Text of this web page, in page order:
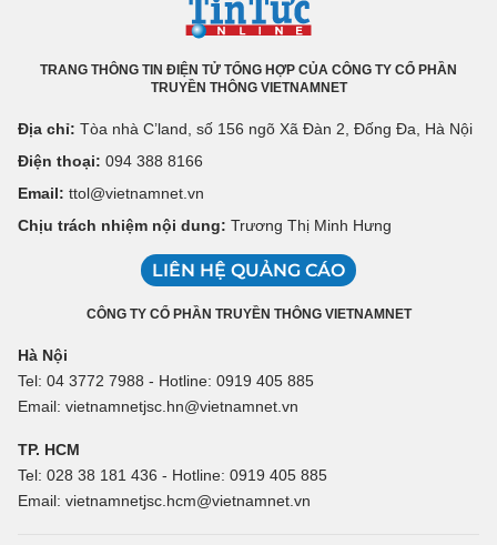
TRANG THÔNG TIN ĐIỆN TỬ TỔNG HỢP CỦA CÔNG TY CỔ PHẦN
TRUYỀN THÔNG VIETNAMNET
Địa chỉ: Tòa nhà C’land, số 156 ngõ Xã Đàn 2, Đống Đa, Hà Nội
Điện thoại: 094 388 8166
Email: ttol@vietnamnet.vn
Chịu trách nhiệm nội dung: Trương Thị Minh Hưng
LIÊN HỆ QUẢNG CÁO
CÔNG TY CỔ PHẦN TRUYỀN THÔNG VIETNAMNET
Hà Nội
Tel: 04 3772 7988 - Hotline: 0919 405 885
Email: vietnamnetjsc.hn@vietnamnet.vn
TP. HCM
Tel: 028 38 181 436 - Hotline: 0919 405 885
Email: vietnamnetjsc.hcm@vietnamnet.vn